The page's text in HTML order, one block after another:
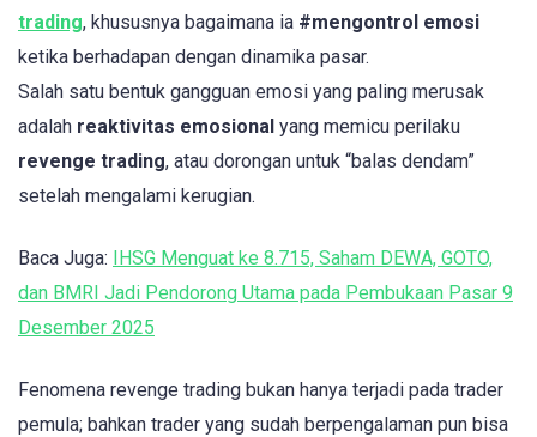
trading, khususnya bagaimana ia #mengontrol emosi
ketika berhadapan dengan dinamika pasar.
Salah satu bentuk gangguan emosi yang paling merusak
adalah reaktivitas emosional yang memicu perilaku
revenge trading, atau dorongan untuk “balas dendam”
setelah mengalami kerugian.
Baca Juga: IHSG Menguat ke 8.715, Saham DEWA, GOTO,
dan BMRI Jadi Pendorong Utama pada Pembukaan Pasar 9
Desember 2025
Fenomena revenge trading bukan hanya terjadi pada trader
pemula; bahkan trader yang sudah berpengalaman pun bisa